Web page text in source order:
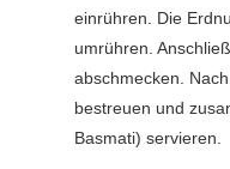
einrühren. Die
umrühren.
abschmecken.
bestreuen und
Basmati) servieren.